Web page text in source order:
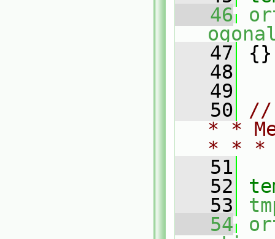
   46
   47
{}
   48
   49
   50
//
* *
* *
   51
   52
   53
   54